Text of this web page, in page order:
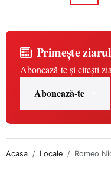
Primește
Abonează-te și citești
Abonează-te
Acasa Locale Romeo